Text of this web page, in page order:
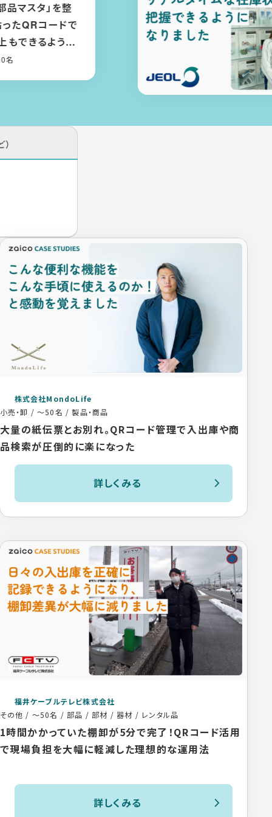
入出庫履歴」でトレーサビリティが向
！在庫管理の属人化が解消され、支
との情報共有もしやすくなった
械製造
株式会社MondoLife
小売・卸 /～50名 /製品・商品
大量の紙伝票とお別れ。QRコード管理で入出庫や商
品検索が圧倒的に楽になった
詳しくみる
福井ケーブルテレビ株式会社
その他 / ～50名 /部品 / 部材 / 器材 / レンタル品
1時間かかっていた棚卸が5分で完了！QRコード活用
で現場負担を大幅に軽減した理想的な運用法
詳しくみる